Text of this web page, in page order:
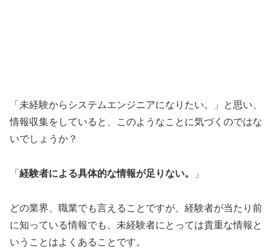
「未経験からシステムエンジニアになりたい。」と思い、
情報収集をしていると、このようなことに気づくのではな
いでしょうか？
「 経験者による具体的な情報が足りない。 」
どの業界、職業でも言えることですが、経験者が当たり前
に知っている情報でも、未経験者にとっては貴重な情報と
いうことはよくあることです。